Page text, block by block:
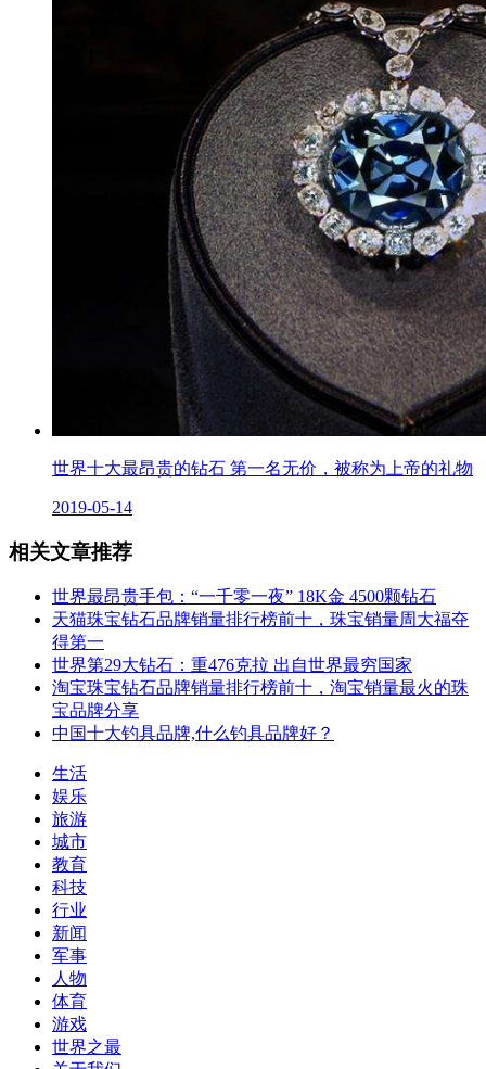
世界十大最昂贵的钻石 第一名无价，被称为上帝的礼物
2019-05-14
相关文章推荐
世界最昂贵手包：“一千零一夜” 18K金 4500颗钻石
天猫珠宝钻石品牌销量排行榜前十，珠宝销量周大福夺
得第一
世界第29大钻石：重476克拉 出自世界最穷国家
淘宝珠宝钻石品牌销量排行榜前十，淘宝销量最火的珠
宝品牌分享
中国十大钓具品牌,什么钓具品牌好？
生活
娱乐
旅游
城市
教育
科技
行业
新闻
军事
人物
体育
游戏
世界之最